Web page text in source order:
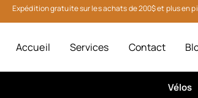
Expédition gratuite sur les achats de 200$ et plus en
Accueil Services Contact
Vélos